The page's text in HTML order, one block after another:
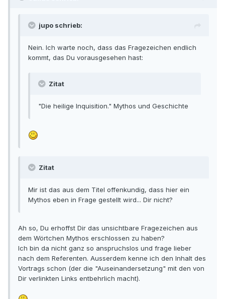
jupo schrieb:
Nein. Ich warte noch, dass das Fragezeichen endlich
kommt, das Du vorausgesehen hast:
Zitat
"Die heilige Inquisition." Mythos und Geschichte
Zitat
Mir ist das aus dem Titel offenkundig, dass hier ein
Mythos eben in Frage gestellt wird... Dir nicht?
Ah so, Du erhoffst Dir das unsichtbare Fragezeichen aus
dem Wörtchen Mythos erschlossen zu haben?
Ich bin da nicht ganz so anspruchslos und frage lieber
nach dem Referenten. Ausserdem kenne ich den Inhalt des
Vortrags schon (der die "Auseinandersetzung" mit den von
Dir verlinkten Links entbehrlich macht).